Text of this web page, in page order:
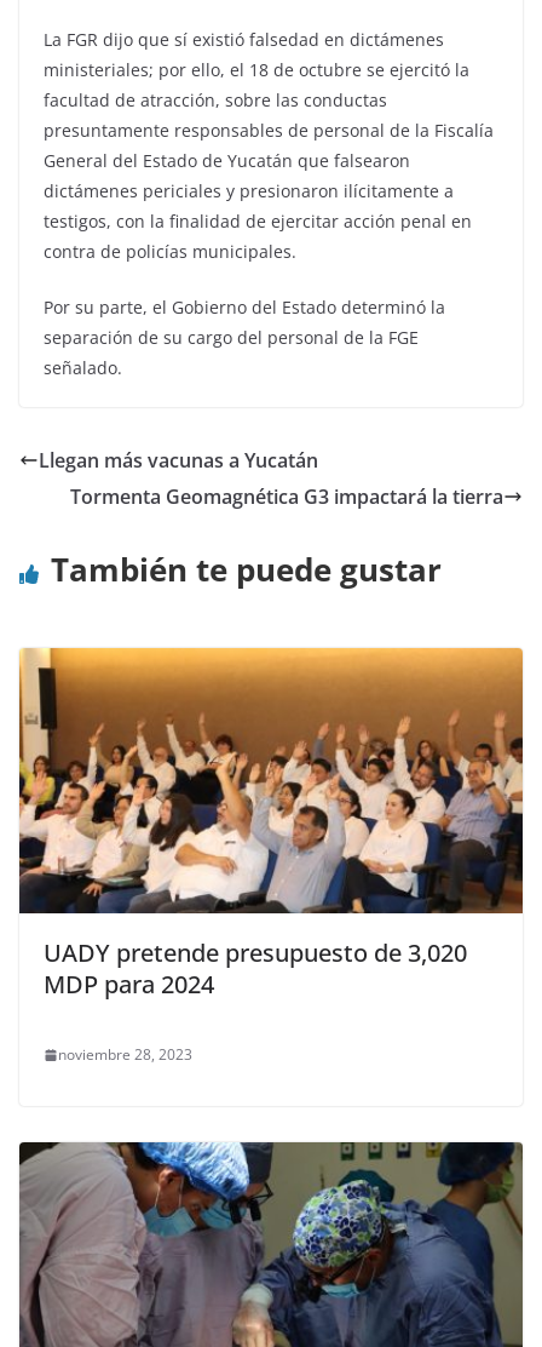
La FGR dijo que sí existió falsedad en dictámenes
ministeriales; por ello, el 18 de octubre se ejercitó la
facultad de atracción, sobre las conductas
presuntamente responsables de personal de la Fiscalía
General del Estado de Yucatán que falsearon
dictámenes periciales y presionaron ilícitamente a
testigos, con la finalidad de ejercitar acción penal en
contra de policías municipales.
Por su parte, el Gobierno del Estado determinó la
separación de su cargo del personal de la FGE
señalado.
Llegan más vacunas a Yucatán
Tormenta Geomagnética G3 impactará la tierra
También te puede gustar
UADY pretende presupuesto de 3,020
MDP para 2024
noviembre 28, 2023